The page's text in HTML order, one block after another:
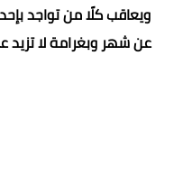
ويعاقب كلًا من تواجد
عن شهر وبغرامة لا تزيد